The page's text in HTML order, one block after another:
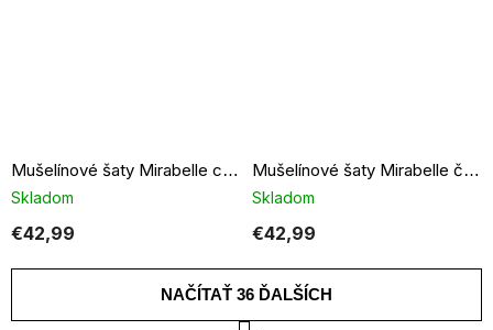
Mušelínové šaty Mirabelle candy pink
Skladom
€42,99
Mušelínové šaty Mirabelle čierne
Skladom
€42,99
NAČÍTAŤ 36 ĎALŠÍCH